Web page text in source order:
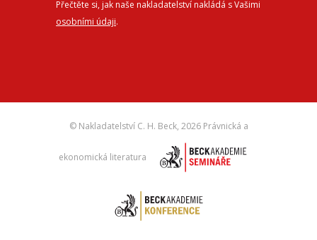
Přečtěte si, jak naše nakladatelství nakládá s Vašimi
osobními údaji.
© Nakladatelství C. H. Beck, 2026 Právnická a
ekonomická literatura